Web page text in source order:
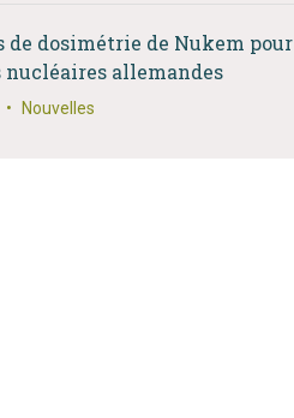
de dosimétrie de Nukem pour
nucléaires allemandes
• Nouvelles